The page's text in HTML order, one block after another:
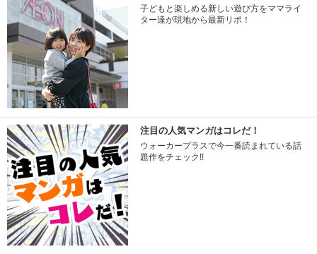
子どもと楽しめる新しい遊び方をママライ
ター達が現地から最新リポ！
注目の人気マンガはコレだ！
ウォーカープラスで今一番読まれている話
題作をチェック!!